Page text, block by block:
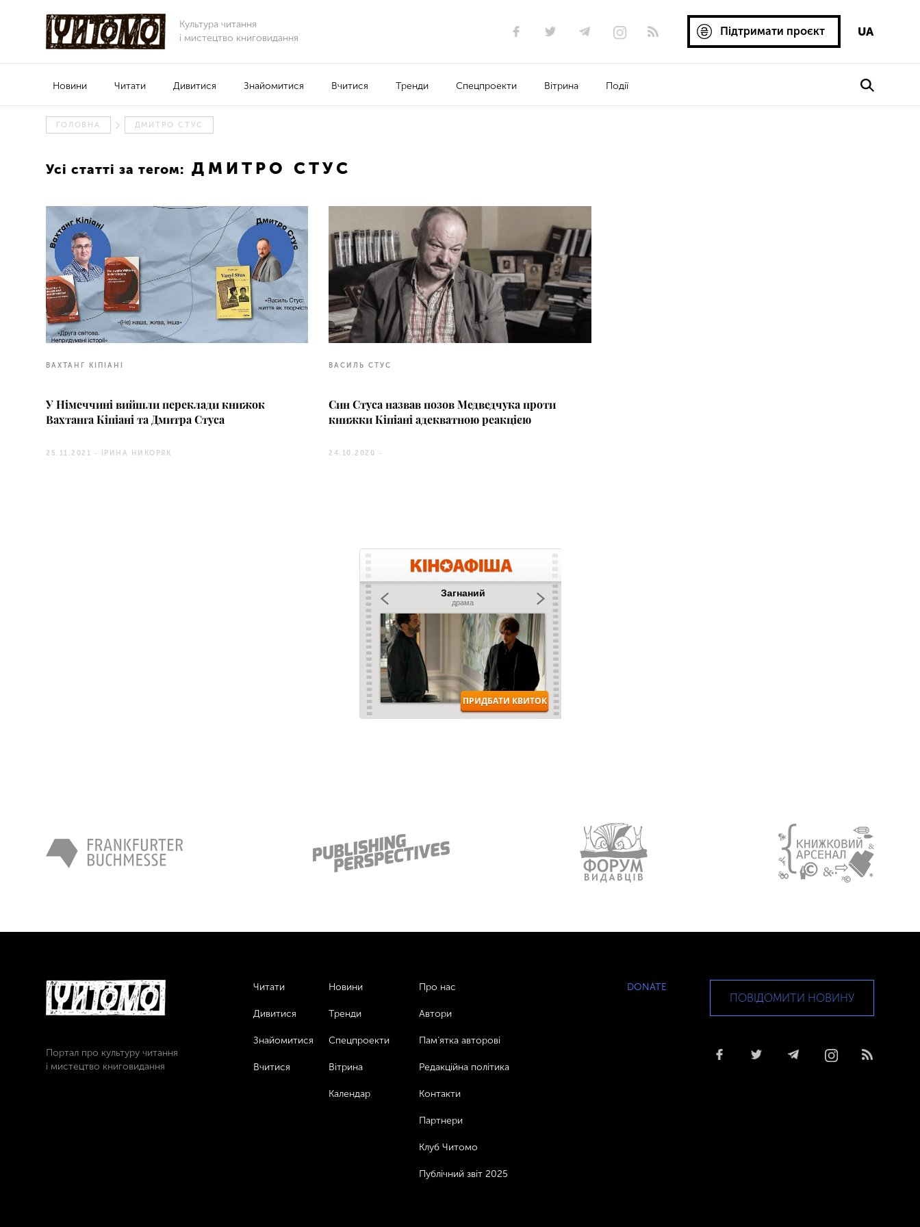
Культура читання
і мистецтво книговидання
UA
Підтримати проєкт
Новини Читати Дивитися Знайомитися Вчитися Тренди Спецпроекти Вітрина Події
ГОЛОВНА ДМИТРО СТУС
Усі статті за тегом: ДМИТРО СТУС
ВАХТАНГ КІПІАНІ
У Німеччині вийшли переклади книжок
Вахтанга Кіпіані та Дмитра Стуса
25.11.2021 - ІРИНА НИКОРЯК
ВАСИЛЬ СТУС
Син Стуса назвав позов Медведчука проти
книжки Кіпіані адекватною реакцією
24.10.2020 -
Портал про культуру читання
і мистецтво книговидання
Читати
Дивитися
Знайомитися
Вчитися
Новини
Тренди
Спецпроекти
Вітрина
Календар
Про нас
Автори
Пам’ятка авторові
Редакційна політика
Контакти
Партнери
Клуб Читомо
Публічний звіт 2025
DONATE
ПОВІДОМИТИ НОВИНУ